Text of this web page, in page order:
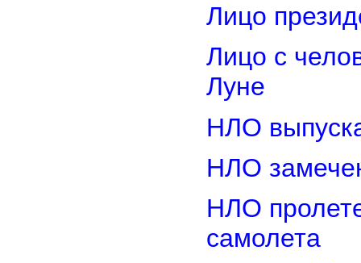
Лицо
Лицо с
Луне
НЛО
НЛО
НЛО
самолета